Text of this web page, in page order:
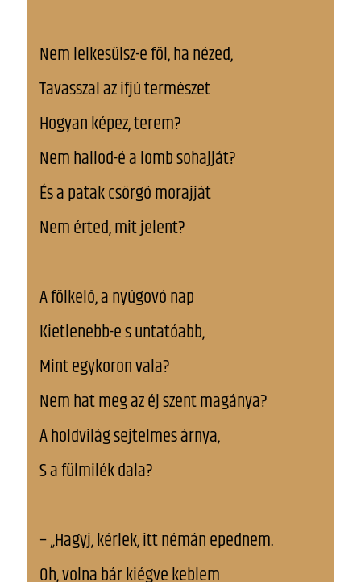
Nem lelkesülsz-e föl, ha nézed,
Tavasszal az ifjú természet
Hogyan képez, terem?
Nem hallod-é a lomb sohajját?
És a patak csörgő morajját
Nem érted, mit jelent?
A fölkelő, a nyúgovó nap
Kietlenebb-e s untatóabb,
Mint egykoron vala?
Nem hat meg az éj szent magánya?
A holdvilág sejtelmes árnya,
S a fülmilék dala?
– „Hagyj, kérlek, itt némán epednem.
Oh, volna bár kiégve keblem